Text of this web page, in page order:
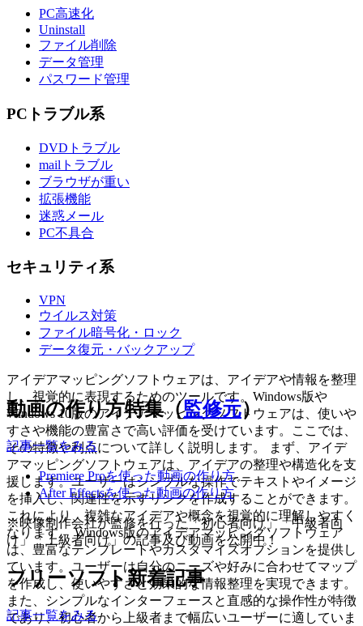
PC高速化
Uninstall
ファイル削除
データ管理
パスワード管理
PCトラブル系
DVDトラブル
mailトラブル
ブラウザが重い
拡張機能
迷惑メール
PC不具合
セキュリティ系
VPN
ウイルス対策
ファイル暗号化・ロック
データ復元・バックアップ
アイデアマッピングソフトウェアは、アイデアや情報を整理
し、視覚的に表現するためのツールです。Windows版や
Windows 10版のアイデアマッピングソフトウェアは、使いや
すさや機能の豊富さで高い評価を受けています。ここでは、
その特徴や利点について詳しく説明します。 まず、アイデ
アマッピングソフトウェアは、アイデアの整理や構造化を支
援します。ユーザーはシンプルな操作でテキストやイメージ
を挿入し、関連性を示すリンクを作成することができます。
これにより、複雑なアイデアや概念を視覚的に理解しやすく
なります。 Windows版のアイデアマッピングソフトウェア
は、豊富なテンプレートやカスタマイズオプションを提供し
ています。ユーザーは自分のニーズや好みに合わせてマップ
を作成し、使いやすさと効果的な情報整理を実現できます。
また、シンプルなインターフェースと直感的な操作性が特徴
であり、初心者から上級者まで幅広いユーザーに適していま
動画の作り方特集（監修元）
記事一覧をみる
Premiere Proを使った動画の作り方
After Effectsを使った動画の作り方
※映像制作会社が監修を行った「初心者向け」「中級者向
け」「上級者向け」の記事及び動画を公開中！
フリーソフト新着記事
記事一覧をみる